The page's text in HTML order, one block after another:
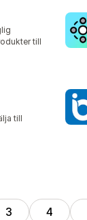
till
till
3 4